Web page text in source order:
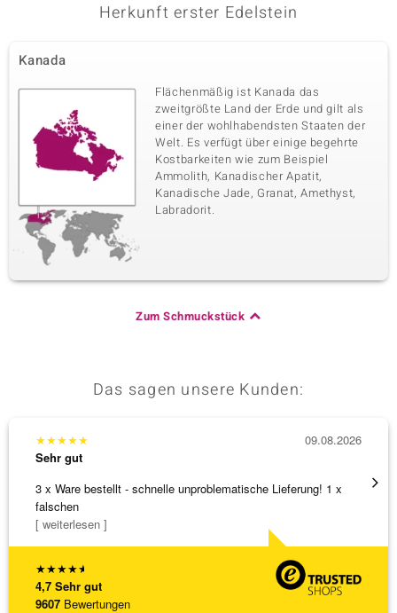
Herkunft erster Edelstein
Kanada
Flächenmäßig ist Kanada das
zweitgrößte Land der Erde und gilt als
einer der wohlhabendsten Staaten der
Welt. Es verfügt über einige begehrte
Kostbarkeiten wie zum Beispiel
Ammolith, Kanadischer Apatit,
Kanadische Jade, Granat, Amethyst,
Labradorit.
Zum Schmuckstück
Das sagen unsere Kunden:
★★★★★
4,7 Sehr gut
9607 Bewertungen
★★★★★
Sehr gut
3 x Ware bestellt - schnelle unproblematische Lieferung! 1 x
falschen
[ weiterlesen ]
09.08.2026
Sehr